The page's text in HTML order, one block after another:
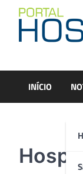
content
INÍCIO